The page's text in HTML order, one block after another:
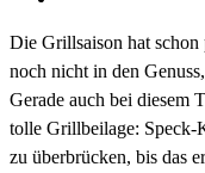
Die Grillsaison hat
noch nicht in den
Gerade auch bei diesem
tolle Grillbeilage: Speck-
zu überbrücken, bis das